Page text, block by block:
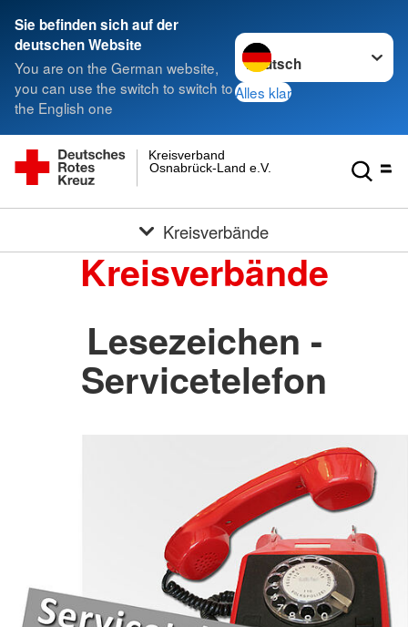
Sie befinden sich auf der
deutschen Website
You are on the German website,
you can use the switch to switch to
the English one
Sprache wechseln zu
Alles klar
Osnabrück-Land e.V.
Kreisverband
Kreisverbände
Kreisverbände
Lesezeichen -
Servicetelefon